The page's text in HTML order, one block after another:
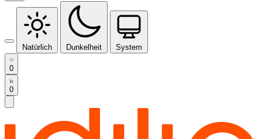
Natürlich Dunkelheit System
0
0